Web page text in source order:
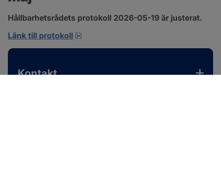
Hållbarhetsrådets protokoll 2026-05-19 är justerat.
Länk till protokoll
Kontakt